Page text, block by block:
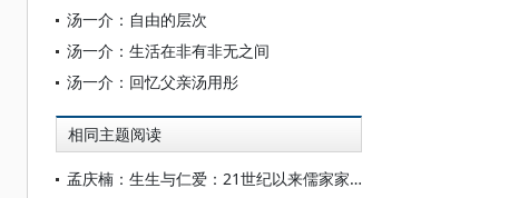
汤一介：自由的层次
汤一介：生活在非有非无之间
汤一介：回忆父亲汤用彤
相同主题阅读
孟庆楠：生生与仁爱：21世纪以来儒家家庭伦理研究述评